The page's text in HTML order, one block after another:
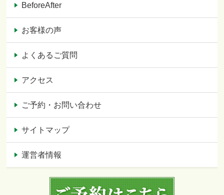
BeforeAfter
お客様の声
よくあるご質問
アクセス
ご予約・お問い合わせ
サイトマップ
運営者情報